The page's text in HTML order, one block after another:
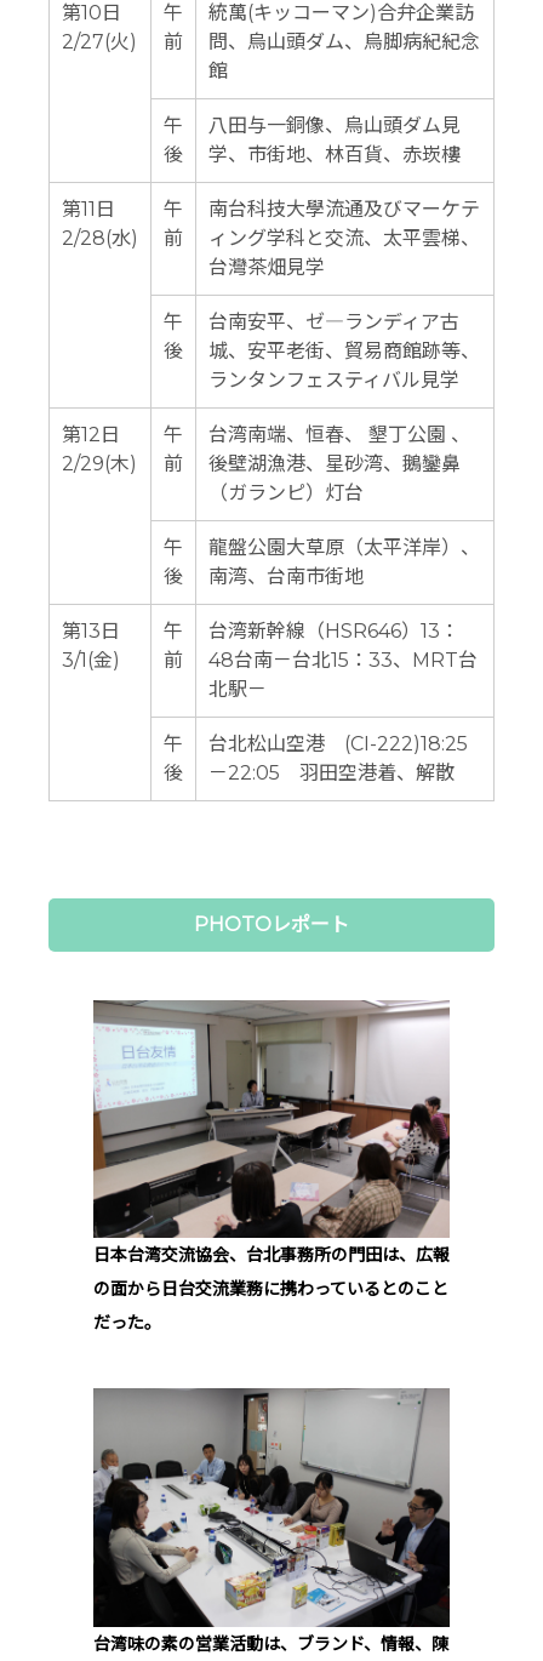
第10日
2/27(火)
午
前
統萬(キッコーマン)合弁企業訪
問、烏山頭ダム、烏脚病紀紀念
館
午
後
八田与一銅像、烏山頭ダム見
学、市街地、林百貨、赤崁樓
第11日
2/28(水)
午
前
南台科技大學流通及びマーケテ
ィング学科と交流、太平雲梯、
台灣茶畑見学
午
後
台南安平、ゼ―ランディア古
城、安平老街、貿易商館跡等、
ランタンフェスティバル見学
第12日
2/29(木)
午
前
台湾南端、恒春、 墾丁公園 、
後壁湖漁港、星砂湾、鵝鑾鼻
（ガランピ）灯台
午
後
龍盤公園大草原（太平洋岸）、
南湾、台南市街地
第13日
3/1(金)
午
前
台湾新幹線（HSR646）13：
48台南－台北15：33、MRT台
北駅－
午
後
台北松山空港 (CI-222)18:25
－22:05 羽田空港着、解散
PHOTOレポート
日本台湾交流協会、台北事務所の門田は、広報
の面から日台交流業務に携わっているとのこと
だった。
台湾味の素の営業活動は、ブランド、情報、陳